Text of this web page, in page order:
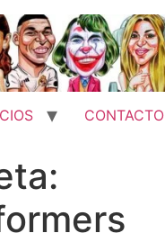
CONTACTO